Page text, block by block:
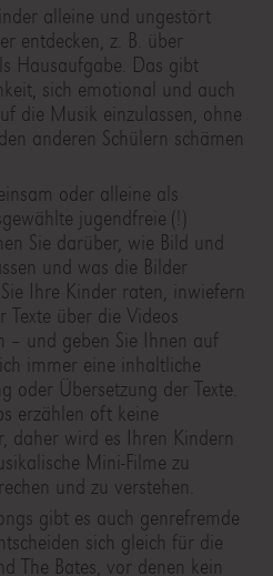
alleine und ungestört
entdecken, z. B. über
Hausaufgabe. Das gibt
sich emotional und auch
die Musik einzulassen, ohne
anderen Schülern schämen
oder alleine als
jugendfreie (!)
Sie darüber, wie Bild und
und was die Bilder
Ihre Kinder raten, inwiefern
Texte über die Videos
– und geben Sie Ihnen auf
immer eine inhaltliche
oder Übersetzung der Texte.
erzählen oft keine
daher wird es Ihren Kindern
Mini-Filme zu
und zu verstehen.
gibt es auch genrefremde
sich gleich für die
The Bates, vor denen kein